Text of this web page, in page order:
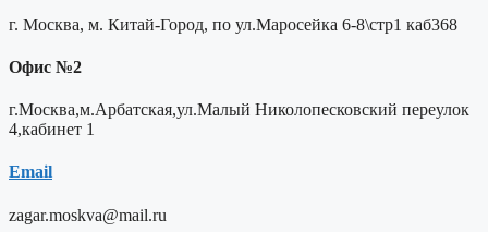
г. Москва, м. Китай-Город, по ул.Маросейка 6-8\стр1 каб368
Офис №2
г.Москва,м.Арбатская,ул.Малый Николопесковский переулок
4,кабинет 1
Email
zagar.moskva@mail.ru